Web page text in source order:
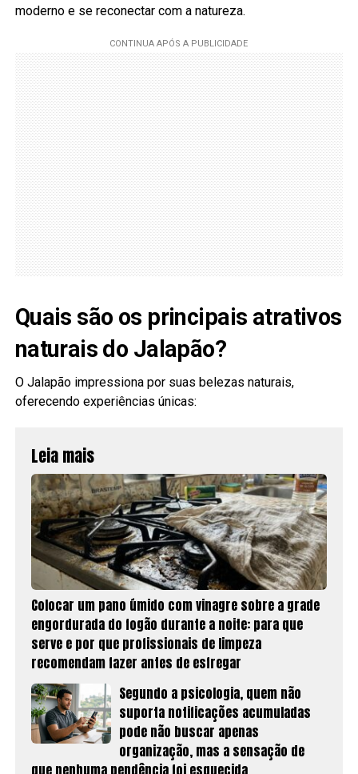
moderno e se reconectar com a natureza.
Quais são os principais atrativos
naturais do Jalapão?
O Jalapão impressiona por suas belezas naturais,
oferecendo experiências únicas:
Leia mais
Colocar um pano úmido com vinagre sobre a grade
engordurada do fogão durante a noite: para que
serve e por que profissionais de limpeza
recomendam fazer antes de esfregar
Segundo a psicologia, quem não
suporta notificações acumuladas
pode não buscar apenas
organização, mas a sensação de
que nenhuma pendência foi esquecida